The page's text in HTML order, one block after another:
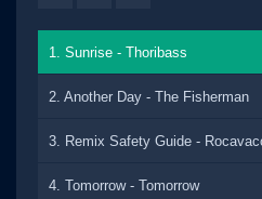
1. Sunrise - Thoribass
2. Another Day - The Fisherman
3. Remix Safety Guide -
4. Tomorrow - Tomorrow